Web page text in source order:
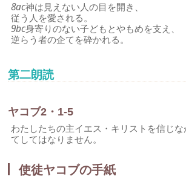
8ac神は見えない人の目を開き、
従う人を愛される。
9bc身寄りのない子どもとやもめを支え、
逆らう者の企てを砕かれる。
第二朗読
ヤコブ2・1-5
わたしたちの主イエス・キリストを信じ
てしてはなりません。
使徒ヤコブの手紙